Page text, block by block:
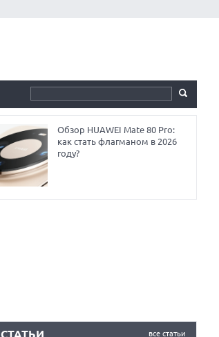
Обзор HUAWEI Mate 80 Pro:
как стать флагманом в 2026
году?
все статьи
СТАТЬИ
ЛУЧШИЕ ВИДЕОРЕГИСТРАТОРЫ В 2026
ГОДУ